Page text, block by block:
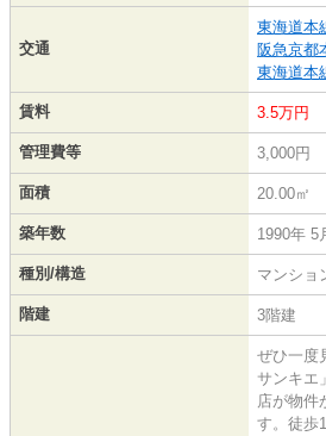
交通
東海道本
阪急京都
東海道本
賃料 3.5万円
管理費等 3,000円
面積 20.00㎡
築年数 1990年 5
種別/構造 マンショ
階建 3階建
ぜひ一度
サンキエ
店が物件
す。徒歩